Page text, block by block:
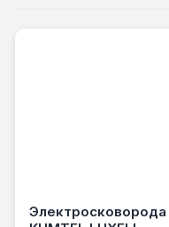
Электросковорода